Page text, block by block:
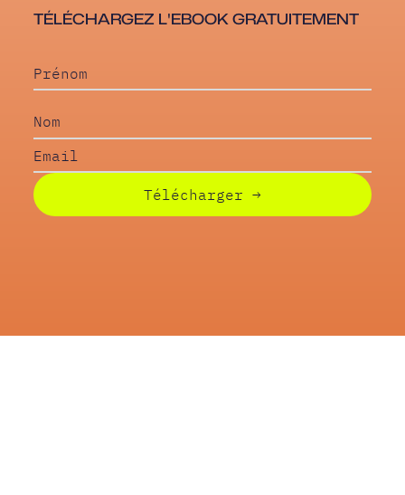
TÉLÉCHARGEZ L'EBOOK GRATUITEMENT
Télécharger →